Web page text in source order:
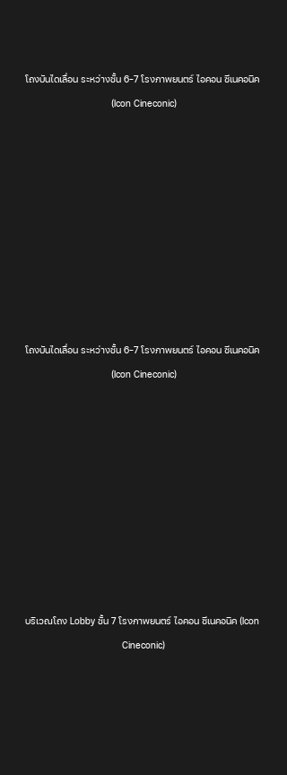
โถงบันไดเลื่อน ระหว่างชั้น 6-7 โรงภาพยนตร์ ไอคอน ซีเนคอนิค
(Icon Cineconic)
โถงบันไดเลื่อน ระหว่างชั้น 6-7 โรงภาพยนตร์ ไอคอน ซีเนคอนิค
(Icon Cineconic)
บริเวณโถง Lobby ชั้น 7 โรงภาพยนตร์ ไอคอน ซีเนคอนิค (Icon
Cineconic)